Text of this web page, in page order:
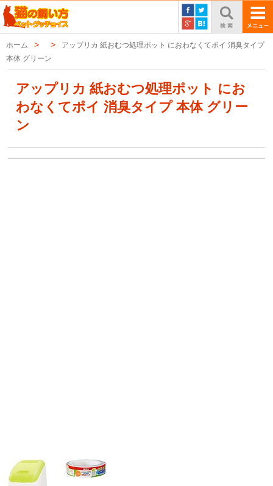
ホーム
アップリカ 紙おむつ処理ポット におわなくてポイ 消臭タイプ
本体 グリーン
アップリカ 紙おむつ処理ポット にお
わなくてポイ 消臭タイプ 本体 グリー
ン